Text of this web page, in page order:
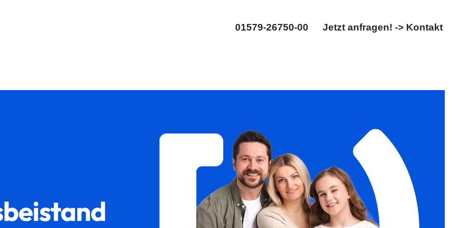
01579-26750-00 Jetzt anfragen! -> Kontakt